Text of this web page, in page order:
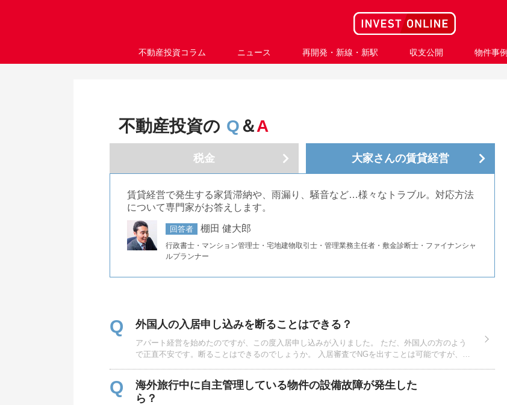
不動産投資コラム ニュース 再開発・新線・新駅 収支公開 物件事例
不動産投資の Q＆A
税金 大家さんの賃貸経営
賃貸経営で発生する家賃滞納や、雨漏り、騒音など…様々なトラブル。対応方法
について専門家がお答えします。
回答者 棚田 健大郎
行政書士・マンション管理士・宅地建物取引士・管理業務主任者・敷金診断士・ファイナンシャ
ルプランナー
Q 外国人の入居申し込みを断ることはできる？
アパート経営を始めたのですが、この度入居申し込みが入りました。 ただ、外国人の方のよう
で正直不安です。断ることはできるのでしょうか。 入居審査でNGを出すことは可能ですが、…
Q
海外旅行中に自主管理している物件の設備故障が発生した
ら？